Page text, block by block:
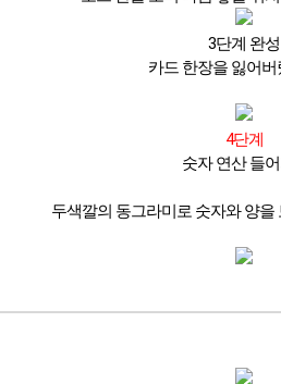
3단계 완성
카드 한장을 잃어
4단계
숫자 연산 들
두색깔의 동그라미로 숫자와 양